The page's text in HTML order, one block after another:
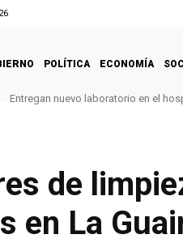
POLÍTICA ECONOMÍA
Entregan nuevo laboratorio en el
de
en La